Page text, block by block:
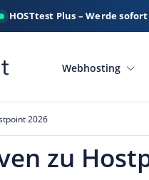
HOSTtest Plus – Werde
Webhosting
2026
zu